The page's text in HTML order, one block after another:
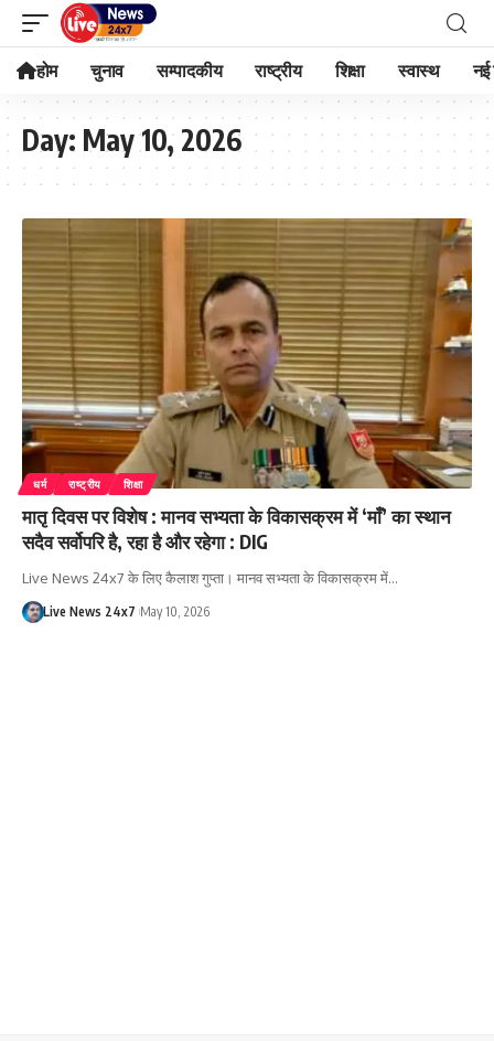
होम चुनाव सम्पादकीय राष्ट्रीय शिक्षा स्वास्थ नई
Day: May 10, 2026
धर्म राष्ट्रीय शिक्षा
मातृ दिवस पर विशेष : मानव सभ्यता के विकासक्रम में ‘माँ’ का स्थान
सदैव सर्वोपरि है, रहा है और रहेगा : DIG
Live News 24x7 के लिए कैलाश गुप्ता। मानव सभ्यता के विकासक्रम में…
Live News 24x7 May 10, 2026